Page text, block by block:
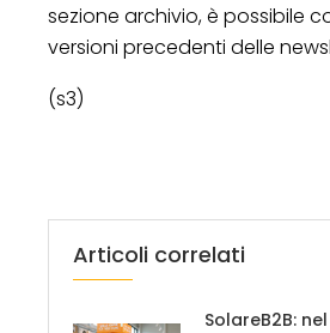
sezione archivio, è possibile
versioni precedenti delle
(s3)
Articoli correlati
SolareB2B: